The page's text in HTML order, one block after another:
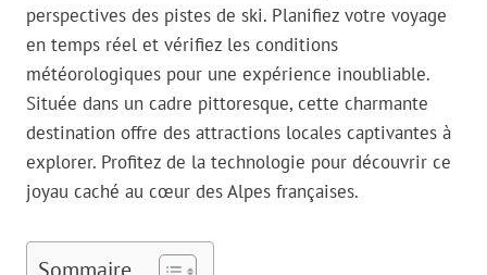
perspectives des pistes de ski. Planifiez votre voyage
en temps réel et vérifiez les conditions
météorologiques pour une expérience inoubliable.
Située dans un cadre pittoresque, cette charmante
destination offre des attractions locales captivantes à
explorer. Profitez de la technologie pour découvrir ce
joyau caché au cœur des Alpes françaises.